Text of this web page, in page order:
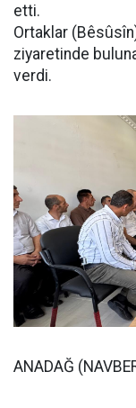
etti.
Ortaklar
ziyaretinde
verdi.
ANADAĞ